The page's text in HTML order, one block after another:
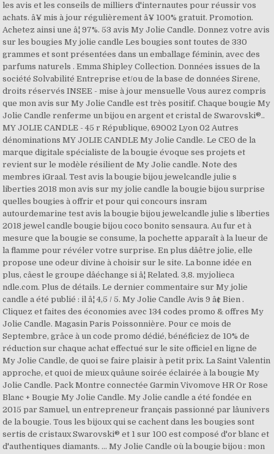
les avis et les conseils de milliers d'internautes pour réussir vos
achats. â¥ mis à jour régulièrement â¥ 100% gratuit. Promotion.
Achetez ainsi une â¦ 97%. 53 avis My Jolie Candle. Donnez votre avis
sur les bougies My jolie candle Les bougies sont toutes de 330
grammes et sont présentées dans un emballage féminin, avec des
parfums naturels . Emma Shipley Collection. Données issues de la
société Solvabilité Entreprise et/ou de la base de données Sirene,
droits réservés INSEE - mise à jour mensuelle Vous aurez compris
que mon avis sur My Jolie Candle est très positif. Chaque bougie My
Jolie Candle renferme un bijou en argent et cristal de Swarovski®..
MY JOLIE CANDLE - 45 r République, 69002 Lyon 02 Autres
dénominations MY JOLIE CANDLE My Jolie Candle. Le CEO de la
marque digitale spécialiste de la bougie évoque ses projets et
revient sur le modèle résilient de My Jolie candle. Note des
membres iGraal. Test avis la bougie bijou jewelcandle julie s
liberties 2018 mon avis sur my jolie candle la bougie bijou surprise
quelles bougies à offrir et pour qui concours insram
autourdemarine test avis la bougie bijou jewelcandle julie s liberties
2018 jewel candle bougie bijou coco bonito sensaura. Au fur et à
mesure que la bougie se consume, la pochette apparaît à la lueur de
la flamme pour révéler votre surprise. En plus dâêtre jolie, elle
propose une odeur divine à choisir sur le site. La bonne idée en
plus, câest le groupe dâéchange si â¦ Related. 3,8. myjolieca
ndle.com. Plus de détails. Le dernier commentaire sur My jolie
candle a été publié : il â¦ 4,5 / 5. My Jolie Candle Avis 9 â¢ Bien .
Cliquez et faites des économies avec 134 codes promo & offres My
Jolie Candle. Magasin Paris Poissonnière. Pour ce mois de
Septembre, grâce à un code promo dédié, bénéficiez de 10% de
réduction sur chaque achat effectué sur le site officiel en ligne de
My Jolie Candle, de quoi se faire plaisir à petit prix. La Saint Valentin
approche, et quoi de mieux quâune soirée éclairée à la bougie My
Jolie Candle. Pack Montre connectée Garmin Vivomove HR Or Rose
Blanc + Bougie My Jolie Candle. My Jolie candle a été fondée en
2015 par Samuel, un entrepreneur français passionné par lâunivers
de la bougie. Tous les bijoux qui se cachent dans les bougies sont
sertis de cristaux Swarovski® et 1 sur 100 est composé d'or blanc et
d'authentiques diamants. ... My Jolie Candle où la bougie bijou : mon